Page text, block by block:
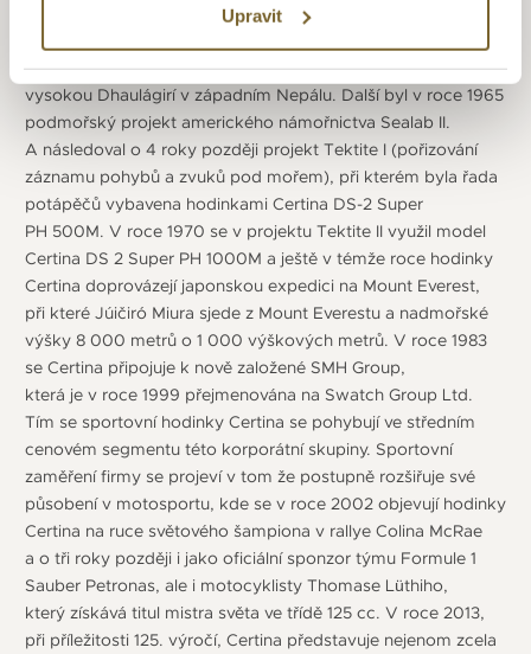
Upravit
hodinky Certina. Výjimečná odolnost hodinek se ihned
do Himalájí a to první úspěšný výstup na 8 167 metrů
vysokou Dhaulágirí v západním Nepálu. Další byl v roce 1965
podmořský projekt amerického námořnictva Sealab II.
A následoval o 4 roky později projekt Tektite I (pořizování
záznamu pohybů a zvuků pod mořem), při kterém byla řada
potápěčů vybavena hodinkami Certina DS-2 Super
PH 500M. V roce 1970 se v projektu Tektite II využil model
Certina DS 2 Super PH 1000M a ještě v témže roce hodinky
Certina doprovázejí japonskou expedici na Mount Everest,
při které Júičiró Miura sjede z Mount Everestu a nadmořské
výšky 8 000 metrů o 1 000 výškových metrů. V roce 1983
se Certina připojuje k nově založené SMH Group,
která je v roce 1999 přejmenována na Swatch Group Ltd.
Tím se sportovní hodinky Certina se pohybují ve středním
cenovém segmentu této korporátní skupiny. Sportovní
zaměření firmy se projeví v tom že postupně rozšiřuje své
působení v motosportu, kde se v roce 2002 objevují hodinky
Certina na ruce světového šampiona v rallye Colina McRae
a o tři roky později i jako oficiální sponzor týmu Formule 1
Sauber Petronas, ale i motocyklisty Thomase Lüthiho,
který získává titul mistra světa ve třídě 125 cc. V roce 2013,
při příležitosti 125. výročí, Certina představuje nejenom zcela